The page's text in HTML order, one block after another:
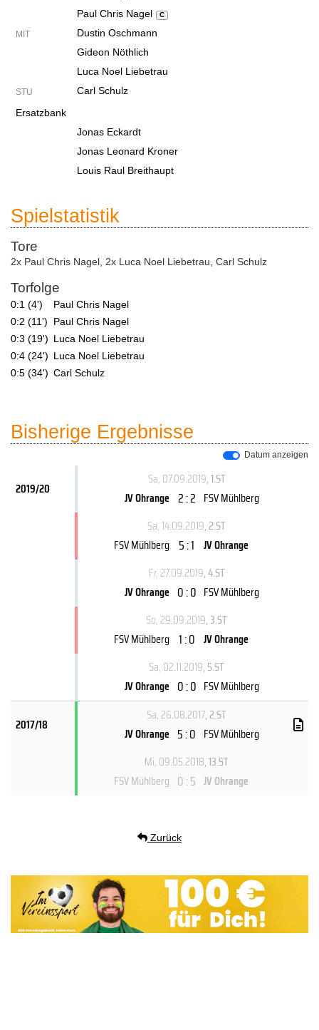
Paul Chris Nagel
C
MIT
Dustin Oschmann
Gideon Nöthlich
Luca Noel Liebetrau
STU
Carl Schulz
Ersatzbank
Jonas Eckardt
Jonas Leonard Kroner
Louis Raul Breithaupt
Spielstatistik
Tore
2x Paul Chris Nagel 2x Luca Noel Liebetrau Carl Schulz
Torfolge
0:1 (4')
Paul Chris Nagel
0:2 (11')
Paul Chris Nagel
0:3 (19') Luca Noel Liebetrau
0:4 (24') Luca Noel Liebetrau
0:5 (34') Carl Schulz
Bisherige Ergebnisse
Datum anzeigen
2019/20
Sa, 07.09.2019, 1.ST
JV Ohrange 2 : 2 FSV Mühlberg
Sa, 14.09.2019, 2.ST
FSV Mühlberg 5 : 1 JV Ohrange
Fr, 27.09.2019, 4.ST
JV Ohrange 0 : 0 FSV Mühlberg
So, 29.09.2019, 3.ST
FSV Mühlberg 1 : 0 JV Ohrange
Sa, 02.11.2019, 5.ST
JV Ohrange 0 : 0 FSV Mühlberg
2017/18
Sa, 26.08.2017, 2.ST
JV Ohrange 5 : 0 FSV Mühlberg
Mi, 09.05.2018, 13.ST
FSV Mühlberg 0 : 5 JV Ohrange
Zurück